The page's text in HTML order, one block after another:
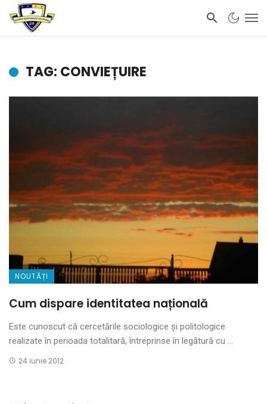
TAG: CONVIEȚUIRE
NOUTĂȚI
Cum dispare identitatea națională
Este cunoscut că cercetările sociologice și politologice
realizate în perioada totalitară, întreprinse în legătură cu ...
24 iunie 2012